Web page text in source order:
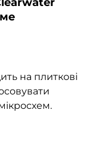
на плиткові